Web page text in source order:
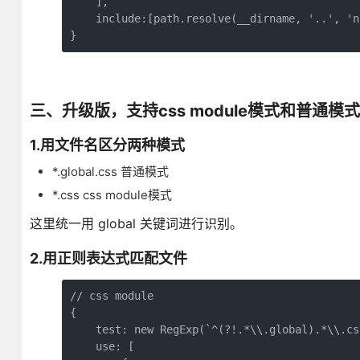
include:[path.resolve(__dirname, '..',
}
三、升级版，支持css module模式和普通模
1.用文件名区分两种模式
*.global.css 普通模式
*.css css module模式
这里统一用 global 关键词进行识别。
2.用正则表达式匹配文件
// css module
{
test: new
    use: [